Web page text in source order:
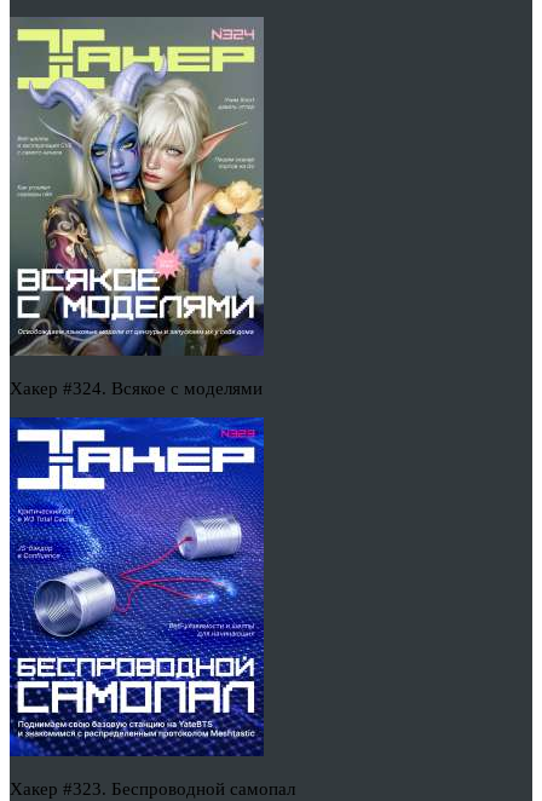
Хакер #324. Всякое с моделями
Хакер #323. Беспроводной самопал